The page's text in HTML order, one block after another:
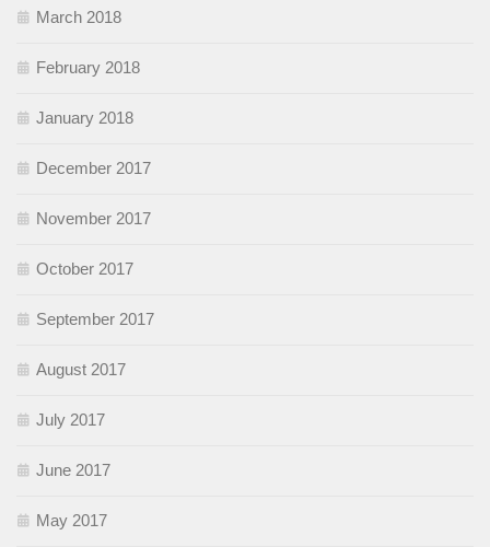
March 2018
February 2018
January 2018
December 2017
November 2017
October 2017
September 2017
August 2017
July 2017
June 2017
May 2017